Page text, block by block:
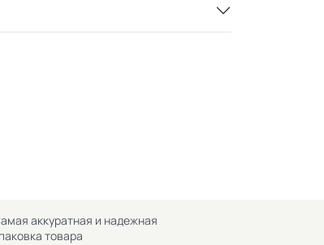
аккуратная и надежная
товара